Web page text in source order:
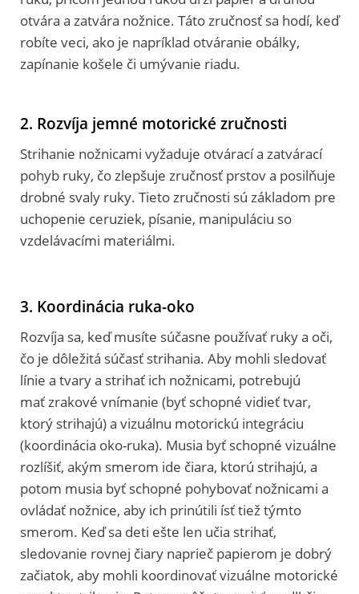
otvára a zatvára nožnice. Táto zručnosť sa hodí, keď
robíte veci, ako je napríklad otváranie obálky,
zapínanie košele či umývanie riadu.
2. Rozvíja jemné motorické zručnosti
Strihanie nožnicami vyžaduje otvárací a zatvárací
pohyb ruky, čo zlepšuje zručnosť prstov a posilňuje
drobné svaly ruky. Tieto zručnosti sú základom pre
uchopenie ceruziek, písanie, manipuláciu so
vzdelávacími materiálmi.
3. Koordinácia ruka-oko
Rozvíja sa, keď musíte súčasne používať ruky a oči,
čo je dôležitá súčasť strihania. Aby mohli sledovať
línie a tvary a strihať ich nožnicami, potrebujú
mať zrakové vnímanie (byť schopné vidieť tvar,
ktorý strihajú) a vizuálnu motorickú integráciu
(koordinácia oko-ruka). Musia byť schopné vizuálne
rozlíšiť, akým smerom ide čiara, ktorú strihajú, a
potom musia byť schopné pohybovať nožnicami a
ovládať nožnice, aby ich prinútili ísť tiež týmto
smerom. Keď sa deti ešte len učia strihať,
sledovanie rovnej čiary naprieč papierom je dobrý
začiatok, aby mohli koordinovať vizuálne motorické